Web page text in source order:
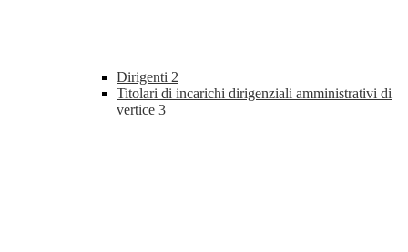
Dirigenti 2
Titolari di incarichi dirigenziali amministrativi di
vertice 3